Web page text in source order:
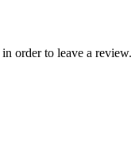
in order to leave a review.